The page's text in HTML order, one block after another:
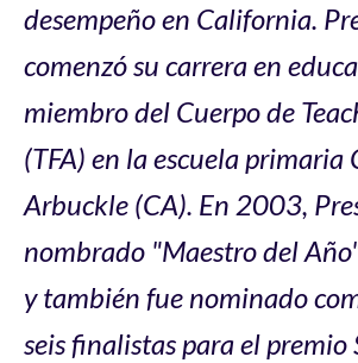
desempeño en California.
comenzó su carrera en
miembro del Cuerpo de
(TFA) en la escuela primaria
Arbuckle (CA). En 2003,
nombrado "Maestro del
y también fue nominado
seis finalistas para el premio